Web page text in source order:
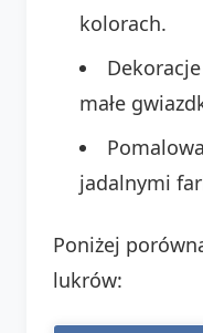
kolorach.
małe
jadalnymi
Poniżej
lukrów: